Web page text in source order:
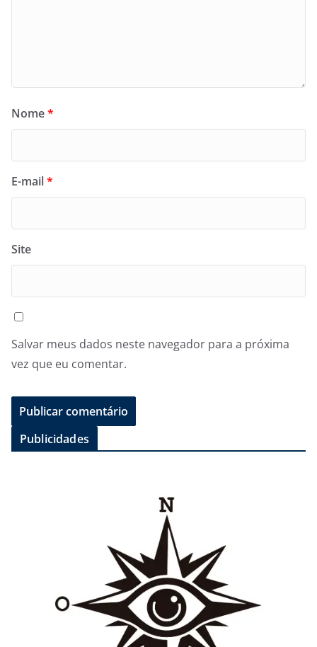
Nome*
E-mail*
Site
Salvar meus dados neste navegador para a próxima
vez que eu comentar.
Publicidades